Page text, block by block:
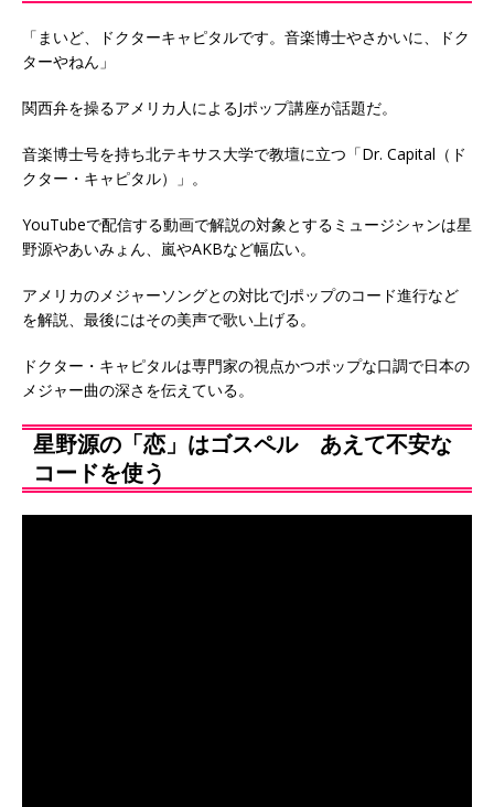
「まいど、ドクターキャピタルです。音楽博士やさかいに、ドク
ターやねん」
関西弁を操るアメリカ人によるJポップ講座が話題だ。
音楽博士号を持ち北テキサス大学で教壇に立つ「Dr. Capital（ド
クター・キャピタル）」。
YouTubeで配信する動画で解説の対象とするミュージシャンは星
野源やあいみょん、嵐やAKBなど幅広い。
アメリカのメジャーソングとの対比でJポップのコード進行など
を解説、最後にはその美声で歌い上げる。
ドクター・キャピタルは専門家の視点かつポップな口調で日本の
メジャー曲の深さを伝えている。
星野源の「恋」はゴスペル あえて不安な
コードを使う